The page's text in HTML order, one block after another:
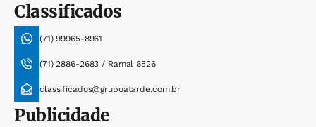
Classificados
(71) 99965-8961
(71) 2886-2683 / Ramal 8526
classificados@grupoatarde.com.br
Publicidade